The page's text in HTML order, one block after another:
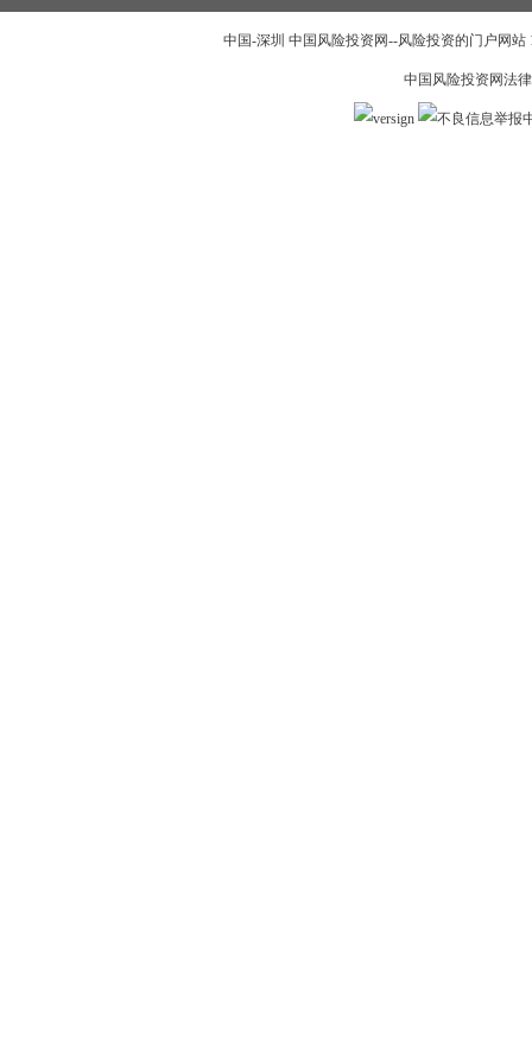
中国-深圳 中国风险投资网--风险投资的门户网
中国风险投资网法